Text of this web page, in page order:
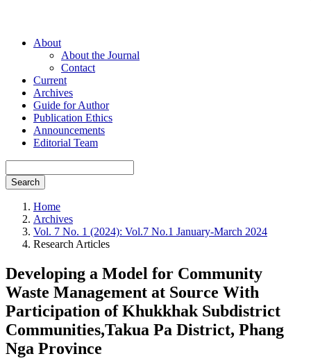
About
About the Journal
Contact
Current
Archives
Guide for Author
Publication Ethics
Announcements
Editorial Team
Search
Home
Archives
Vol. 7 No. 1 (2024): Vol.7 No.1 January-March 2024
Research Articles
Developing a Model for Community
Waste Management at Source With
Participation of Khukkhak Subdistrict
Communities,Takua Pa District, Phang
Nga Province